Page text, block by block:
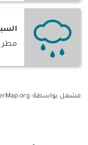
مطر
مشغل بواسطة: OpenWeatherMap.org